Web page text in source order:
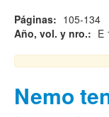
Páginas: 105-134
Año, vol. y nro.: E
Nemo